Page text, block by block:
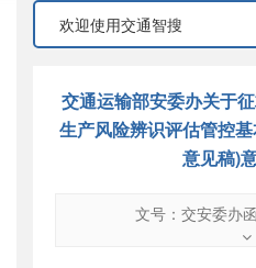
交通运输部安委办关于
生产风险辨识评估管控
意见稿)
文号：交安委办
交安委办函